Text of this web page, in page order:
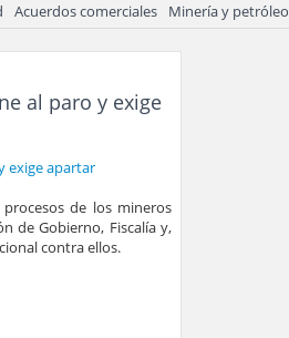
Acuerdos comerciales Minería y petróleo
al paro y exige
de los mineros
de Gobierno, Fiscalía y,
contra ellos.